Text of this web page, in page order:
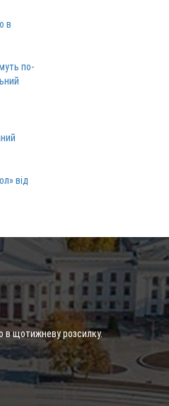
в
по-
від
в щотижневу розсилку.